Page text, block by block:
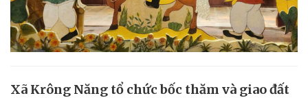
Xã Krông Năng tổ chức bốc thăm và giao đất